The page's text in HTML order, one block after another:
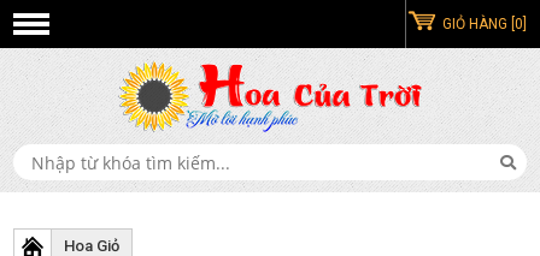
GIỎ HÀNG [0]
Hoa Giỏ